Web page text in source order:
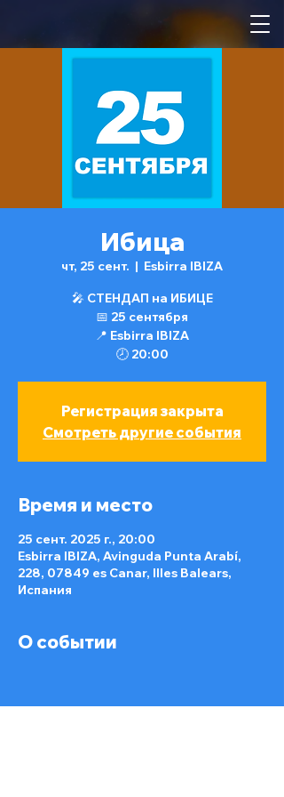
Ибица
чт, 25 сент.
  |
Esbirra IBIZA
🎤 СТЕНДАП на ИБИЦЕ
📅 25 сентября
📍 Esbirra IBIZA
Регистрация закрыта
Смотреть другие события
Время и место
25 сент. 2025 г., 20:00
Esbirra IBIZA, Avinguda Punta Arabí,
228, 07849 es Canar, Illes Balears,
Испания
О событии